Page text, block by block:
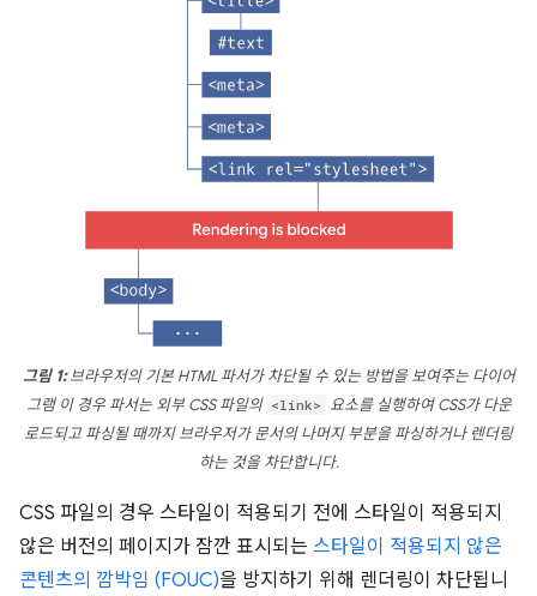
그림 1:브라우저의 기본 HTML 파서가 차단될 수 있는 방법을 보여주는 다이어
그램 이 경우 파서는 외부 CSS 파일의 <link> 요소를 실행하여 CSS가 다운
로드되고 파싱될 때까지 브라우저가 문서의 나머지 부분을 파싱하거나 렌더링
하는 것을 차단합니다.
CSS 파일의 경우 스타일이 적용되기 전에 스타일이 적용되지
않은 버전의 페이지가 잠깐 표시되는 스타일이 적용되지 않은
콘텐츠의 깜박임 (FOUC)을 방지하기 위해 렌더링이 차단됩니